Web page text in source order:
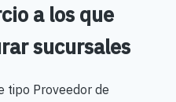
a los que
sucursales
tipo Proveedor de